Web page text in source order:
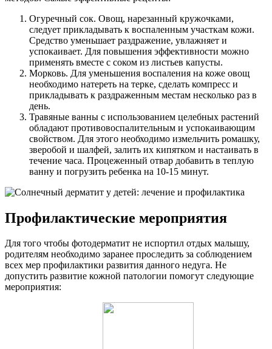
Огуречный сок. Овощ, нарезанный кружочками,
следует прикладывать к воспаленным участкам кожи.
Средство уменьшает раздражение, увлажняет и
успокаивает. Для повышения эффективности можно
применять вместе с соком из листьев капусты.
Морковь. Для уменьшения воспаления на коже овощ
необходимо натереть на терке, сделать компресс и
прикладывать к раздраженным местам несколько раз в
день.
Травяные ванны с использованием целебных растений
обладают противовоспалительным и успокаивающим
свойством. Для этого необходимо измельчить ромашку,
зверобой и шалфей, залить их кипятком и настаивать в
течение часа. Процеженный отвар добавить в теплую
ванну и погрузить ребенка на 10-15 минут.
Профилактические мероприятия
Для того чтобы фотодерматит не испортил отдых малышу,
родителям необходимо заранее проследить за соблюдением
всех мер профилактики развития данного недуга. Не
допустить развитие кожной патологии помогут следующие
мероприятия: